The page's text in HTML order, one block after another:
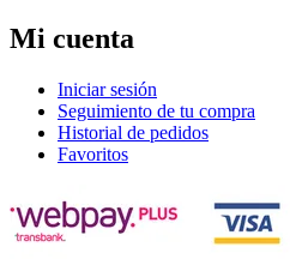
Mi cuenta
Iniciar sesión
Seguimiento de tu compra
Historial de pedidos
Favoritos